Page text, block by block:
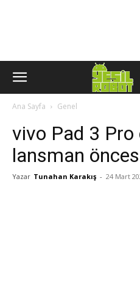
Ana Sayfa Genel
vivo Pad 3 Pro
lansman
Yazar Tunahan Karakış - 24 Mart